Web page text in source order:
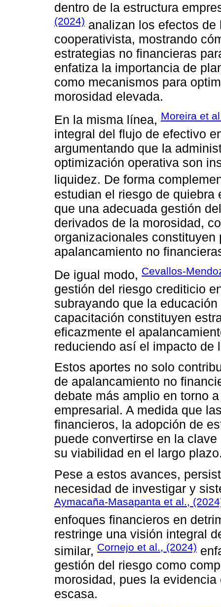
dentro de la estructura
(2024) analizan los efectos
cooperativista, mostrando
estrategias no financieras
enfatiza la importancia de
como mecanismos para
morosidad elevada.
En la misma línea, Moreira et
integral del flujo de efectivo
argumentando que la
optimización operativa son
liquidez. De forma
estudian el riesgo de
que una adecuada gestión
derivados de la morosidad,
organizacionales
apalancamiento no
De igual modo, Cevallos-
gestión del riesgo crediticio
subrayando que la
capacitación constituyen
eficazmente el
reduciendo así el impacto de
Estos aportes no solo
de apalancamiento no
debate más amplio en torno
empresarial. A medida que
financieros, la adopción de
puede convertirse en la
su viabilidad en el largo
Pese a estos avances,
necesidad de investigar y
Aymacaña-Masapanta et al.,
enfoques financieros en
restringe una visión integral
similar, Cornejo et al., (2024)
gestión del riesgo como
morosidad, pues la
escasa.